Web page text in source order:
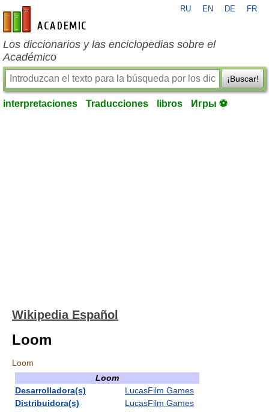
es-academic.com
RU EN DE FR
Los diccionarios y las enciclopedias sobre el
Académico
¡Buscar!
interpretaciones Traducciones libros Игры ⚽
Wikipedia Español
Loom
Loom
Loom
Desarrolladora(s)
LucasFilm Games
Distribuidora(s)
LucasFilm Games